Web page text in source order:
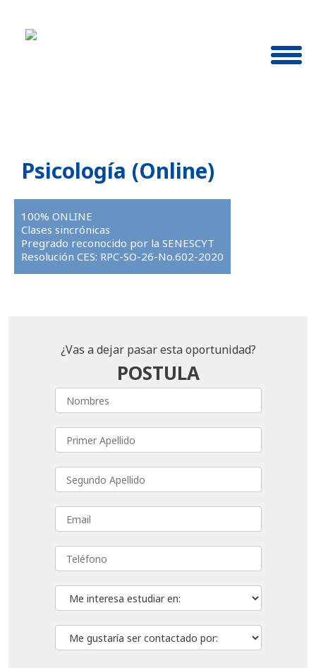
Psicología (Online)
100% ONLINE
Clases sincrónicas
Pregrado reconocido por la SENESCYT
Resolución CES: RPC-SO-26-No.602-2020
¿Vas a dejar pasar esta oportunidad?
POSTULA